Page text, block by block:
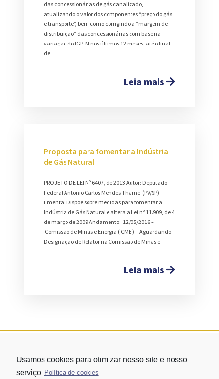
das concessionárias de gás canalizado,
atualizando o valor dos componentes “preço do gás
e transporte”, bem como corrigindo a “margem de
distribuição” das concessionárias com base na
variação do IGP-M nos últimos 12 meses, até o final
de
Leia mais
Proposta para fomentar a Indústria
de Gás Natural
PROJETO DE LEI Nº 6407, de 2013 Autor: Deputado
Federal Antonio Carlos Mendes Thame (PV/SP)
Ementa: Dispõe sobre medidas para fomentar a
Indústria de Gás Natural e altera a Lei nº 11.909, de 4
de março de 2009 Andamento: 12/05/2016 –
Comissão de Minas e Energia ( CME ) – Aguardando
Designação de Relator na Comissão de Minas e
Leia mais
Usamos cookies para otimizar nosso site e nosso
serviço Política de cookies